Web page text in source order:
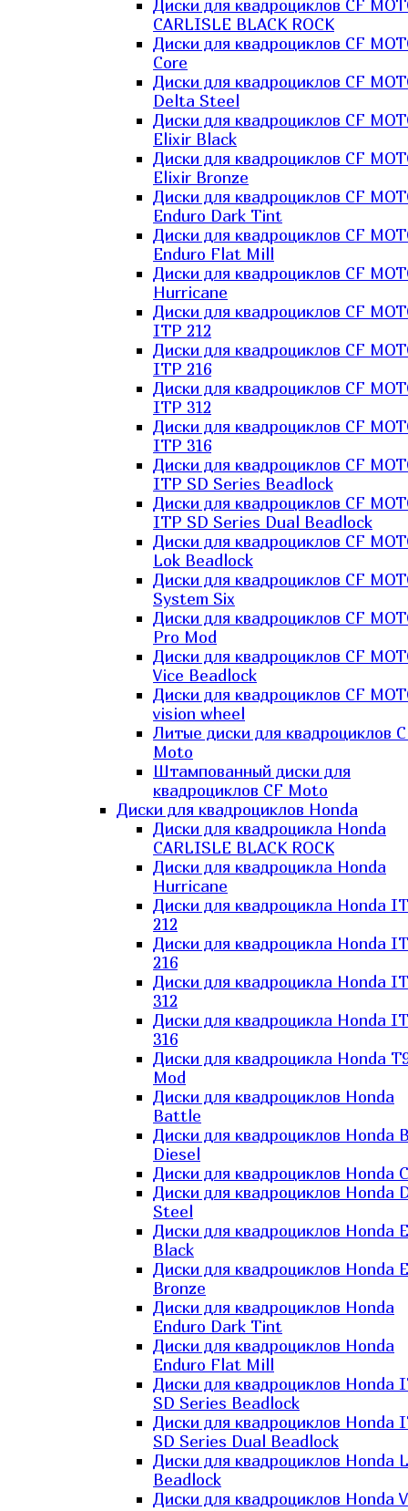
Диски для квадроциклов CF
CARLISLE BLACK ROCK
Диски для квадроциклов CF
Core
Диски для квадроциклов CF
Delta Steel
Диски для квадроциклов CF
Elixir Black
Диски для квадроциклов CF
Elixir Bronze
Диски для квадроциклов CF
Enduro Dark Tint
Диски для квадроциклов CF
Enduro Flat Mill
Диски для квадроциклов CF
Hurricane
Диски для квадроциклов CF
ITP 212
Диски для квадроциклов CF
ITP 216
Диски для квадроциклов CF
ITP 312
Диски для квадроциклов CF
ITP 316
Диски для квадроциклов CF
ITP SD Series Beadlock
Диски для квадроциклов CF
ITP SD Series Dual Beadlock
Диски для квадроциклов CF
Lok Beadlock
Диски для квадроциклов CF
System Six
Диски для квадроциклов CF
Pro Mod
Диски для квадроциклов CF
Vice Beadlock
Диски для квадроциклов CF
vision wheel
Литые диски для квадроциклов
Moto
Штампованный диски для
квадроциклов CF Moto
Диски для квадроциклов Honda
Диски для квадроцикла Honda
CARLISLE BLACK ROCK
Диски для квадроцикла Honda
Hurricane
Диски для квадроцикла Honda
212
Диски для квадроцикла Honda
216
Диски для квадроцикла Honda
312
Диски для квадроцикла Honda
316
Диски для квадроцикла Honda
Mod
Диски для квадроциклов Honda
Battle
Диски для квадроциклов Honda
Diesel
Диски для квадроциклов Honda
Диски для квадроциклов Honda
Steel
Диски для квадроциклов Honda
Black
Диски для квадроциклов Honda
Bronze
Диски для квадроциклов Honda
Enduro Dark Tint
Диски для квадроциклов Honda
Enduro Flat Mill
Диски для квадроциклов Honda
SD Series Beadlock
Диски для квадроциклов Honda
SD Series Dual Beadlock
Диски для квадроциклов Honda
Beadlock
Диски для квадроциклов Honda